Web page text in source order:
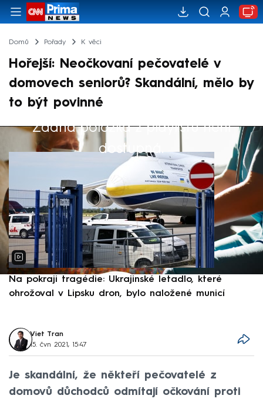
Domů Pořady K věci
Hořejší: Neočkovaní pečovatelé v
domovech seniorů? Skandální, mělo by
to být povinné
Žádná položka z playlistu není
dostupná.
Výběr redakce
Na pokraji tragédie: Ukrajinské letadlo, které
ohrožoval v Lipsku dron, bylo naložené municí
Viet Tran
15. čvn 2021, 15:47
Je skandální, že někteří pečovatelé z
domovů důchodců odmítají očkování proti